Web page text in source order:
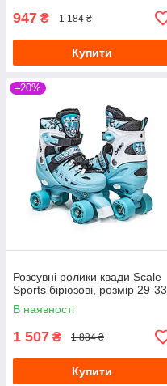
947 ₴ 1 184 ₴
Купити
–20%
Розсувні ролики квади Scale
Sports бірюзові, розмір 29-33
В наявності
1 507 ₴ 1 884 ₴
Купити